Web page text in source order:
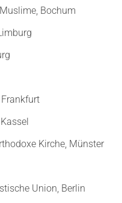
Bochum
Frankfurt
Kirche, Münster
Union, Berlin